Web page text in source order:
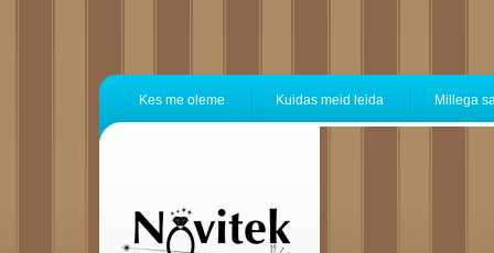
Kes me oleme Kuidas meid leida Millega